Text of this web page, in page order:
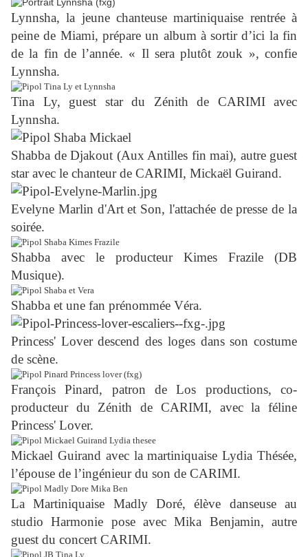
Lynnsha, la jeune chanteuse martiniquaise rentrée à
peine de Miami, prépare un album à sortir d’ici la fin
de la fin de l’année. « Il sera plutôt zouk », confie
Lynnsha.
Tina Ly, guest star du Zénith de CARIMI avec
Lynnsha.
Shabba de Djakout (Aux Antilles fin mai), autre guest
star avec le chanteur de CARIMI, Mickaël Guirand.
Evelyne Marlin d'Art et Son, l'attachée de presse de la
soirée.
Shabba avec le producteur Kimes Frazile (DB
Musique).
Shabba et une fan prénommée Véra.
Princess' Lover descend des loges dans son costume
de scène.
François Pinard, patron de Los productions, co-
producteur du Zénith de CARIMI, avec la féline
Princess' Lover.
Mickael Guirand avec la martiniquaise Lydia Thésée,
l’épouse de l’ingénieur du son de CARIMI.
La Martiniquaise Madly Doré, élève danseuse au
studio Harmonie pose avec Mika Benjamin, autre
guest du concert CARIMI.